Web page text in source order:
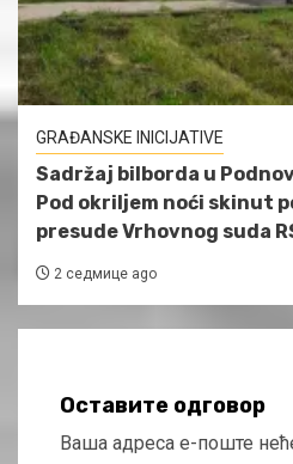
GRAĐANSKE INICIJATIVE
Sadržaj bilborda u
Pod okriljem noći skinut
presude Vrhovnog suda
2 седмице ago
Оставите одговор
Ваша адреса е-поште